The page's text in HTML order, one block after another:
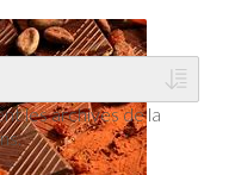
les archives de la